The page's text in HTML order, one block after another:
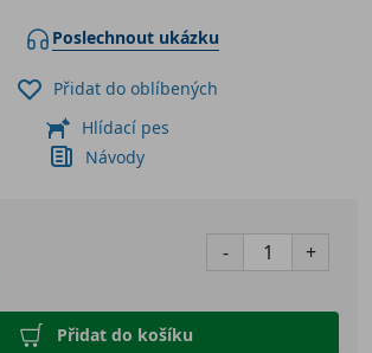
Poslechnout ukázku
- +
Přidat do košíku
Přidat do oblíbených
Hlídací pes
Návody